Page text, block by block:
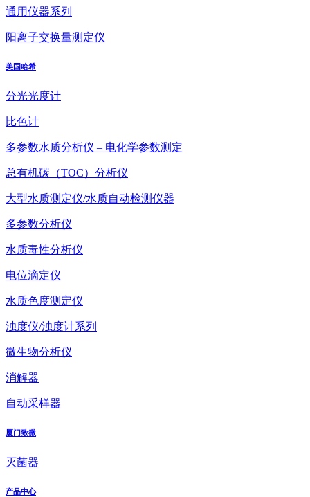
通用仪器系列
阳离子交换量测定仪
美国哈希
分光光度计
比色计
多参数水质分析仪 – 电化学参数测定
总有机碳（TOC）分析仪
大型水质测定仪/水质自动检测仪器
多参数分析仪
水质毒性分析仪
电位滴定仪
水质色度测定仪
浊度仪/浊度计系列
微生物分析仪
消解器
自动采样器
厦门致微
灭菌器
产品中心